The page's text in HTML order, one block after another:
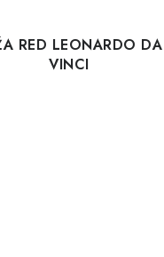
RED LEONARDO DA
VINCI